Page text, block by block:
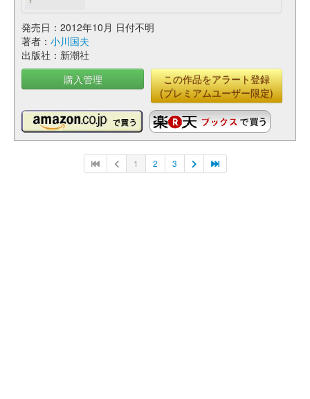
発売日：2012年10月 日付不明
著者： 小川国夫
出版社：新潮社
購入管理
この作品をアラート登録
(プレミアムユーザー限定)
1 2 3